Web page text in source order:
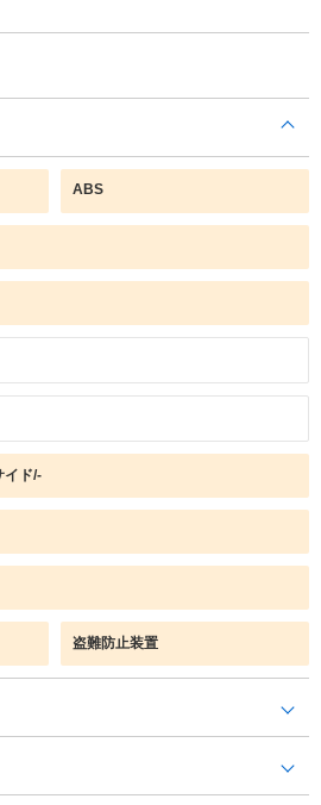
ABS
イド/-
盗難防止装置